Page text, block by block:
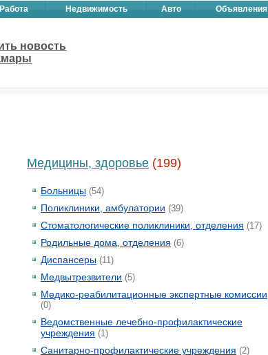
Работа Недвижимость Авто Объявления
новость
Медицины, здоровье (199)
Больницы (54)
Поликлиники, амбулатории (39)
Стоматологические поликлиники, отделения (17)
Родильные дома, отделения (6)
Диспансеры (11)
Медвытрезвители (5)
Медико-реабилитационные экспертные комиссии
(0)
Ведомственные лечебно-профилактические
учреждения (1)
Санитарно-профилактические учреждения (2)